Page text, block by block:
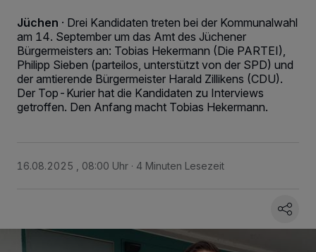
Jüchen · Drei Kandidaten treten bei der Kommunalwahl
am 14. September um das Amt des Jüchener
Bürgermeisters an: Tobias Hekermann (Die PARTEI),
Philipp Sieben (parteilos, unterstützt von der SPD) und
der amtierende Bürgermeister Harald Zillikens (CDU).
Der Top-Kurier hat die Kandidaten zu Interviews
getroffen. Den Anfang macht Tobias Hekermann.
16.08.2025 , 08:00 Uhr 4 Minuten Lesezeit
Wir und unsere218-Partner speichern und greifen auf personenbezogene Daten
wie Browserdaten oder eindeutige Kennungen auf Ihrem Gerät zu. Durch Auswahl